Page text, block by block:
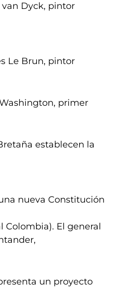
van Dyck, pintor
Le Brun, pintor
Washington, primer
establecen la
nueva Constitución
Colombia). El general
un proyecto